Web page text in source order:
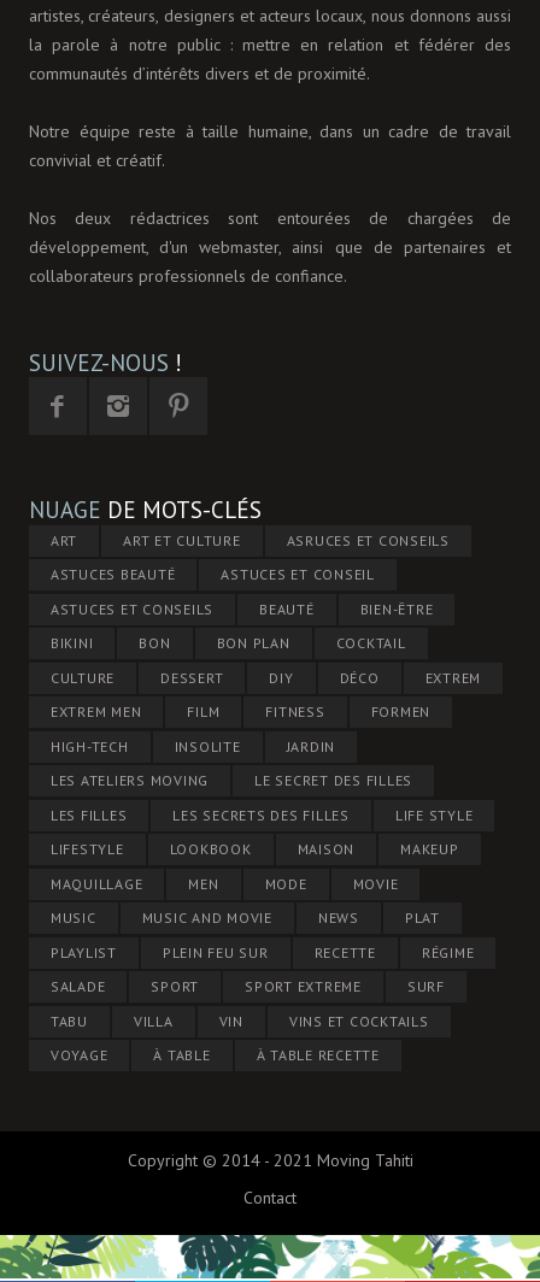
artistes, créateurs, designers et acteurs locaux, nous donnons aussi
la parole à notre public : mettre en relation et fédérer des
communautés d’intérêts divers et de proximité.
Notre équipe reste à taille humaine, dans un cadre de travail
convivial et créatif.
Nos deux rédactrices sont entourées de chargées de
développement, d'un webmaster, ainsi que de partenaires et
collaborateurs professionnels de confiance.
SUIVEZ-NOUS !
NUAGE DE MOTS-CLÉS
ART ART ET CULTURE
ASRUCES ET CONSEILS
ASTUCES BEAUTÉ
ASTUCES ET CONSEIL
ASTUCES ET CONSEILS
BEAUTÉ
BIEN-ÊTRE
BIKINI
BON BON PLAN
COCKTAIL
CULTURE
DESSERT DIY DÉCO
EXTREM
EXTREM MEN
FILM FITNESS
FORMEN
HIGH-TECH
INSOLITE
JARDIN
LES ATELIERS MOVING
LE SECRET DES FILLES
LES FILLES
LES SECRETS DES FILLES
LIFE STYLE
LIFESTYLE
LOOKBOOK MAISON
MAKEUP
MAQUILLAGE
MEN MODE
MOVIE
MUSIC
MUSIC AND MOVIE NEWS
PLAT
PLAYLIST
PLEIN FEU SUR RECETTE
RÉGIME
SALADE
SPORT SPORT EXTREME
SURF
TABU
VILLA VIN
VINS ET COCKTAILS
VOYAGE
À TABLE À TABLE RECETTE
Copyright © 2014 - 2021 Moving Tahiti
Contact